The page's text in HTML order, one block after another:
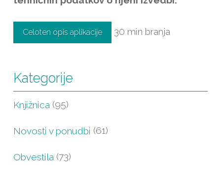
Celoten opis aplikacije 30 min branja
Kategorije
Knjižnica (95)
Novosti v ponudbi (61)
Obvestila (73)